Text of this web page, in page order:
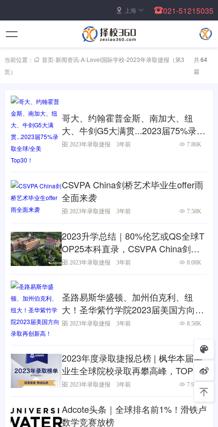
上海 021-51215035
当前位置： 首页-新闻资讯-A-Level国际学校-2023年录取捷报 （第3
页）
共64
篇
哥大、约翰霍普金斯、南加大、纽
大、牛剑G5大满贯...2023届75%录取
全球/全美Top30！
2023年录取捷报 3年前 7.86K
CSVPA China剑桥艺术毕业生offer雨
全面来袭
2023年录取捷报 3年前 7.58K
2023升学总结｜80%伦艺或QS全球T
OP25本科直录，CSVPA China剑桥
艺术上海校区毕业生登顶摘星辰
2023年录取捷报 3年前 8.08K
圣路易斯华盛顿、加州伯克利、纽
大！圣华紫竹学院2023届美国方向录
取再创新高！
2023年录取捷报 3年前 8.58K
2023年度录取捷报总榜 | 枫华本届毕
业生全球院校录取再攀高峰，TOP50
名校offer占比达60%
2023年录取捷报 3年前 7.97K
Adcote头条｜全球排名前1%！滑铁卢
数学竞赛放榜